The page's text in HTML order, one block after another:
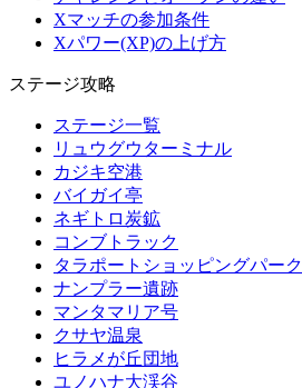
Xマッチの参加条件
Xパワー(XP)の上げ方
ステージ攻略
ステージ一覧
リュウグウターミナル
カジキ空港
バイガイ亭
ネギトロ炭鉱
コンブトラック
タラポートショッピングパーク
ナンプラー遺跡
マンタマリア号
クサヤ温泉
ヒラメが丘団地
ユノハナ大渓谷